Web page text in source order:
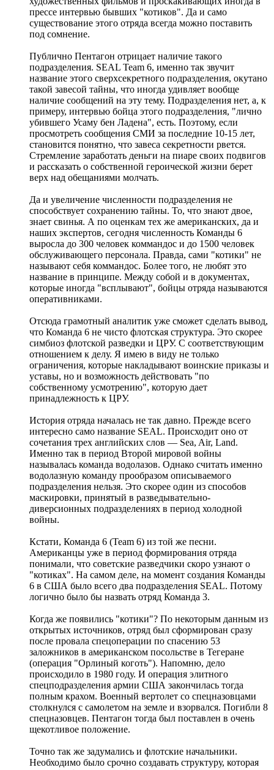
прессе интервью бывших "котиков". Да и само
существование этого отряда всегда можно поставить
под сомнение.
Публично Пентагон отрицает наличие такого
подразделения. SEAL Team 6, именно так звучит
название этого сверхсекретного подразделения, окутано
такой завесой тайны, что иногда удивляет вообще
наличие сообщений на эту тему. Подразделения нет, а, к
примеру, интервью бойца этого подразделения, "лично
убившего Усаму бен Ладена", есть. Поэтому, если
просмотреть сообщения СМИ за последние 10-15 лет,
становится понятно, что завеса секретности рвется.
Стремление заработать деньги на пиаре своих подвигов
и рассказать о собственной героической жизни берет
верх над обещаниями молчать.
Да и увеличение численности подразделения не
способствует сохранению тайны. То, что знают двое,
знает свинья. А по оценкам тех же американских, да и
наших экспертов, сегодня численность Команды 6
выросла до 300 человек коммандос и до 1500 человек
обслуживающего персонала. Правда, сами "котики" не
называют себя коммандос. Более того, не любят это
название в принципе. Между собой и в документах,
которые иногда "всплывают", бойцы отряда называются
оперативниками.
Отсюда грамотный аналитик уже сможет сделать вывод,
что Команда 6 не чисто флотская структура. Это скорее
симбиоз флотской разведки и ЦРУ. С соответствующим
отношением к делу. Я имею в виду не только
ограничения, которые накладывают воинские приказы и
уставы, но и возможность действовать "по
собственному усмотрению", которую дает
принадлежность к ЦРУ.
История отряда началась не так давно. Прежде всего
интересно само название SEAL. Происходит оно от
сочетания трех английских слов — Sea, Air, Land.
Именно так в период Второй мировой войны
называлась команда водолазов. Однако считать именно
водолазную команду прообразом описываемого
подразделения нельзя. Это скорее один из способов
маскировки, принятый в разведывательно-
диверсионных подразделениях в период холодной
войны.
Кстати, Команда 6 (Team 6) из той же песни.
Американцы уже в период формирования отряда
понимали, что советские разведчики скоро узнают о
"котиках". На самом деле, на момент создания Команды
6 в США было всего два подразделения SEAL. Потому
логично было бы назвать отряд Команда 3.
Когда же появились "котики"? По некоторым данным из
открытых источников, отряд был сформирован сразу
после провала спецоперации по спасению 53
заложников в американском посольстве в Тегеране
(операция "Орлиный коготь"). Напомню, дело
происходило в 1980 году. И операция элитного
спецподразделения армии США закончилась тогда
полным крахом. Военный вертолет со спецназовцами
столкнулся с самолетом на земле и взорвался. Погибли 8
спецназовцев. Пентагон тогда был поставлен в очень
щекотливое положение.
Точно так же задумались и флотские начальники.
Необходимо было срочно создавать структуру, которая